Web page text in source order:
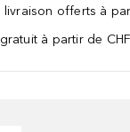
livraison offerts à
à partir de